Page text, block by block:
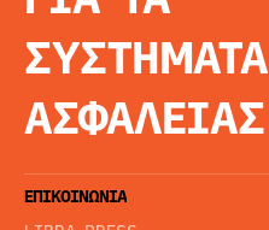
ΣΥΣΤΗΜΑΤΑ
ΑΣΦΑΛΕΙΑΣ
ΕΠΙΚΟΙΝΩΝΙΑ